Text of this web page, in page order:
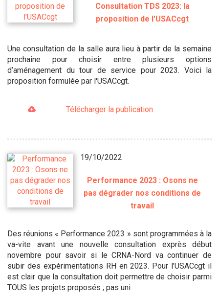
Consultation TDS 2023: la
proposition de l'USACcgt
Une consultation de la salle aura lieu à partir de la semaine
prochaine pour choisir entre plusieurs options
d’aménagement du tour de service pour 2023. Voici la
proposition formulée par l'USACcgt.
Télécharger la publication
19/10/2022
Performance 2023 : Osons ne
pas dégrader nos conditions de
travail
Des réunions « Performance 2023 » sont programmées à la
va-vite avant une nouvelle consultation exprès début
novembre pour savoir si le CRNA-Nord va continuer de
subir des expérimentations RH en 2023. Pour l’USACcgt il
est clair que la consultation doit permettre de choisir parmi
TOUS les projets proposés ; pas uni